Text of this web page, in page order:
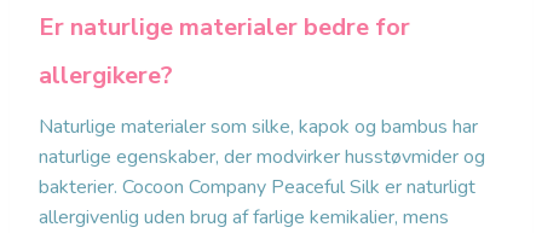
Er naturlige materialer bedre for
allergikere?
Naturlige materialer som silke, kapok og bambus har
naturlige egenskaber, der modvirker husstøvmider og
bakterier. Cocoon Company Peaceful Silk er naturligt
allergivenlig uden brug af farlige kemikalier, mens